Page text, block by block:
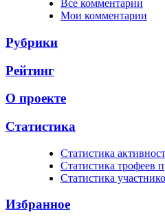
Все комментарии
Мои комментарии
Рубрики
Рейтинг
О проекте
Статистика
Cтатистика
Cтатистика трофеев
Cтатистика
Избранное